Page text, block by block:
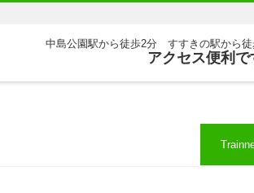
中島公園駅から徒歩2分 すすきの駅から徒
アクセス便利で